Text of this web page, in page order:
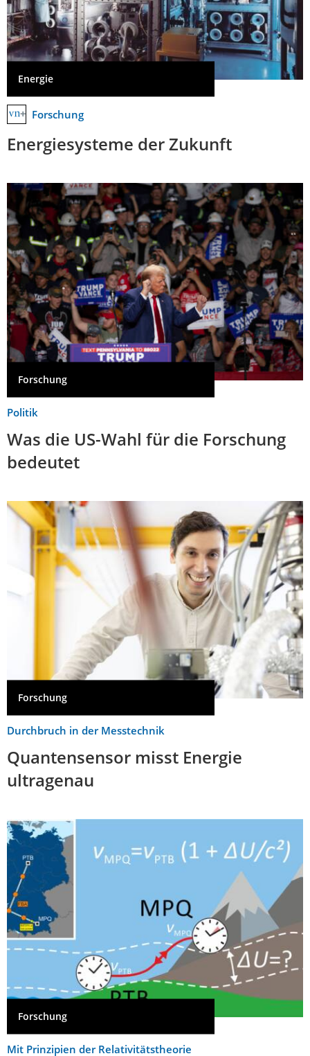
Energie
Forschung
Energiesysteme der Zukunft
Forschung
Politik
Was die US-Wahl für die Forschung
bedeutet
Forschung
Durchbruch in der Messtechnik
Quantensensor misst Energie
ultragenau
Forschung
Mit Prinzipien der Relativitätstheorie